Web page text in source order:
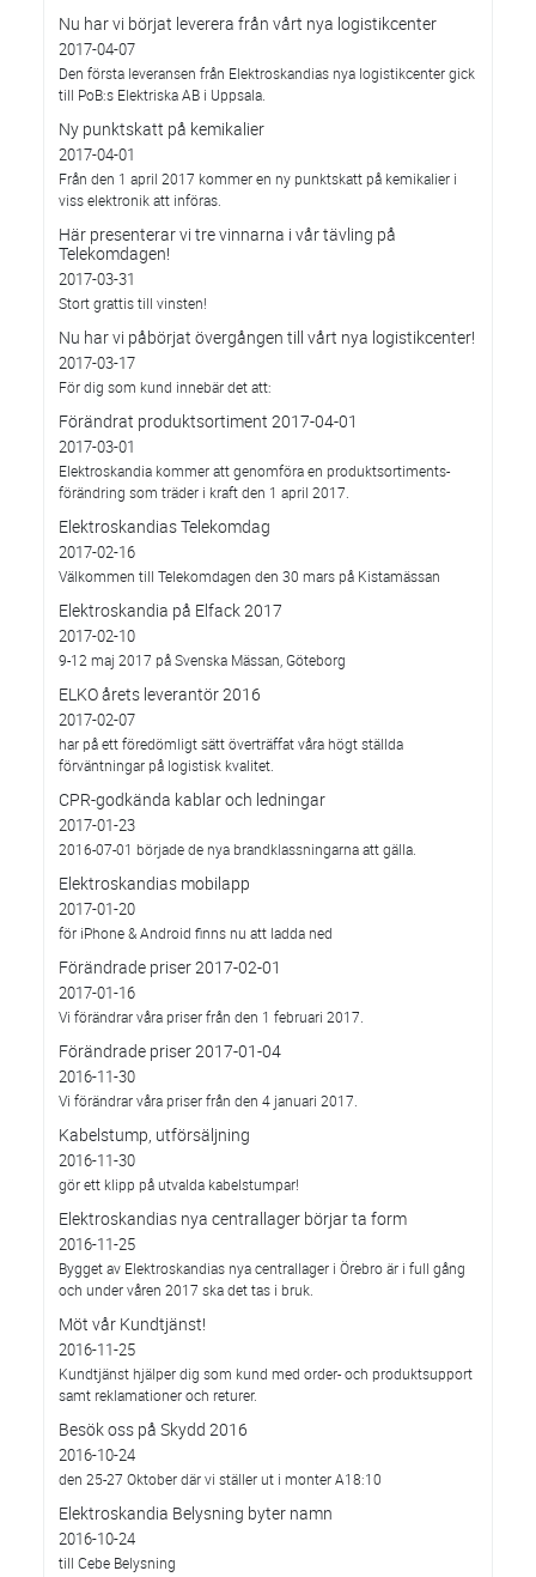
Nu har vi börjat leverera från vårt nya logistikcenter
2017-04-07
Den första leveransen från Elektroskandias nya logistikcenter gick
till PoB:s Elektriska AB i Uppsala.
Ny punktskatt på kemikalier
2017-04-01
Från den 1 april 2017 kommer en ny punktskatt på kemikalier i
viss elektronik att införas.
Här presenterar vi tre vinnarna i vår tävling på
Telekomdagen!
2017-03-31
Stort grattis till vinsten!
Nu har vi påbörjat övergången till vårt nya logistikcenter!
2017-03-17
För dig som kund innebär det att:
Förändrat produktsortiment 2017-04-01
2017-03-01
Elektroskandia kommer att genomföra en produktsortiments-
förändring som träder i kraft den 1 april 2017.
Elektroskandias Telekomdag
2017-02-16
Välkommen till Telekomdagen den 30 mars på Kistamässan
Elektroskandia på Elfack 2017
2017-02-10
9-12 maj 2017 på Svenska Mässan, Göteborg
ELKO årets leverantör 2016
2017-02-07
har på ett föredömligt sätt överträffat våra högt ställda
förväntningar på logistisk kvalitet.
CPR-godkända kablar och ledningar
2017-01-23
2016-07-01 började de nya brandklassningarna att gälla.
Elektroskandias mobilapp
2017-01-20
för iPhone & Android finns nu att ladda ned
Förändrade priser 2017-02-01
2017-01-16
Vi förändrar våra priser från den 1 februari 2017.
Förändrade priser 2017-01-04
2016-11-30
Vi förändrar våra priser från den 4 januari 2017.
Kabelstump, utförsäljning
2016-11-30
gör ett klipp på utvalda kabelstumpar!
Elektroskandias nya centrallager börjar ta form
2016-11-25
Bygget av Elektroskandias nya centrallager i Örebro är i full gång
och under våren 2017 ska det tas i bruk.
Möt vår Kundtjänst!
2016-11-25
Kundtjänst hjälper dig som kund med order- och produktsupport
samt reklamationer och returer.
Besök oss på Skydd 2016
2016-10-24
den 25-27 Oktober där vi ställer ut i monter A18:10
Elektroskandia Belysning byter namn
2016-10-24
till Cebe Belysning